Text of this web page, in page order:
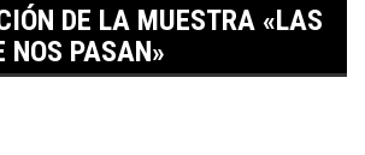
DE LA MUESTRA «LAS
NOS PASAN»